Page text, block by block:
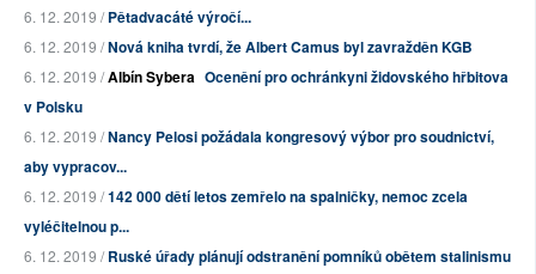
6. 12. 2019 /Pětadvacáté výročí...
6. 12. 2019 /Nová kniha tvrdí, že Albert Camus byl zavražděn KGB
6. 12. 2019 /Albín Sybera Ocenění pro ochránkyni židovského hřbitova
v Polsku
6. 12. 2019 /Nancy Pelosi požádala kongresový výbor pro soudnictví,
aby vypracov...
6. 12. 2019 /142 000 dětí letos zemřelo na spalničky, nemoc zcela
vyléčitelnou p...
6. 12. 2019 /Ruské úřady plánují odstranění pomníků obětem stalinismu